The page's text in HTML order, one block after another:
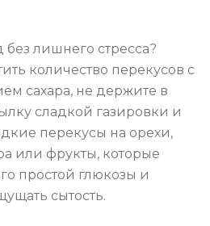
лишнего стресса?
количество перекусов с
сахара, не держите в
сладкой газировки и
перекусы на орехи,
или фрукты, которые
простой глюкозы и
сытость.